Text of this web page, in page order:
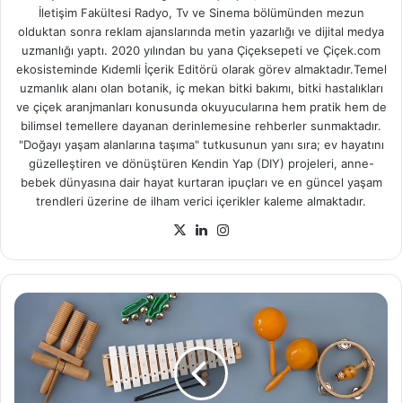
İletişim Fakültesi Radyo, Tv ve Sinema bölümünden mezun
olduktan sonra reklam ajanslarında metin yazarlığı ve dijital medya
uzmanlığı yaptı. 2020 yılından bu yana Çiçeksepeti ve Çiçek.com
ekosisteminde Kıdemli İçerik Editörü olarak görev almaktadır.Temel
uzmanlık alanı olan botanik, iç mekan bitki bakımı, bitki hastalıkları
ve çiçek aranjmanları konusunda okuyucularına hem pratik hem de
bilimsel temellere dayanan derinlemesine rehberler sunmaktadır.
"Doğayı yaşam alanlarına taşıma" tutkusunun yanı sıra; ev hayatını
güzelleştiren ve dönüştüren Kendin Yap (DIY) projeleri, anne-
bebek dünyasına dair hayat kurtaran ipuçları ve en güncel yaşam
trendleri üzerine de ilham verici içerikler kaleme almaktadır.
X LinkedIn
Çocuklar
(Öğrenmesi
Kolay)
Enstrüman
Önerileri